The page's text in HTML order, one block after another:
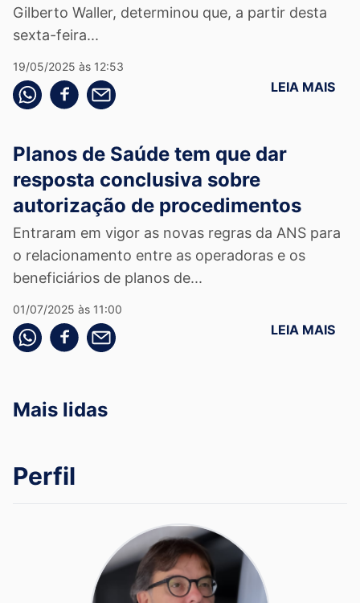
Gilberto Waller, determinou que, a partir desta
sexta-feira...
19/05/2025 às 12:53
Compartilhe pelo whatsapp
Compartilhar no facebook
Compartilhe pelo email LEIA MAIS
Planos de Saúde tem que dar
resposta conclusiva sobre
autorização de procedimentos
Entraram em vigor as novas regras da ANS para
o relacionamento entre as operadoras e os
beneficiários de planos de...
01/07/2025 às 11:00
Compartilhe pelo whatsapp
Compartilhar no facebook
Compartilhe pelo email LEIA MAIS
Mais lidas
Perfil